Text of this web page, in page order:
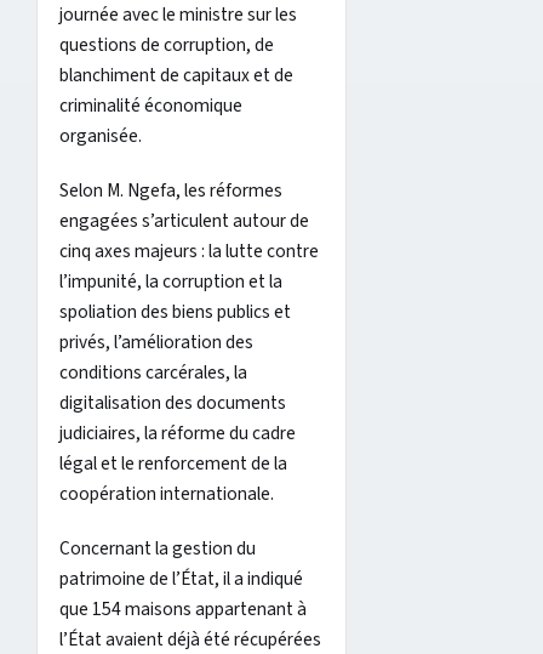
journée avec le ministre sur les
questions de corruption, de
blanchiment de capitaux et de
criminalité économique
organisée.
Selon M. Ngefa, les réformes
engagées s’articulent autour de
cinq axes majeurs : la lutte contre
l’impunité, la corruption et la
spoliation des biens publics et
privés, l’amélioration des
conditions carcérales, la
digitalisation des documents
judiciaires, la réforme du cadre
légal et le renforcement de la
coopération internationale.
Concernant la gestion du
patrimoine de l’État, il a indiqué
que 154 maisons appartenant à
l’État avaient déjà été récupérées